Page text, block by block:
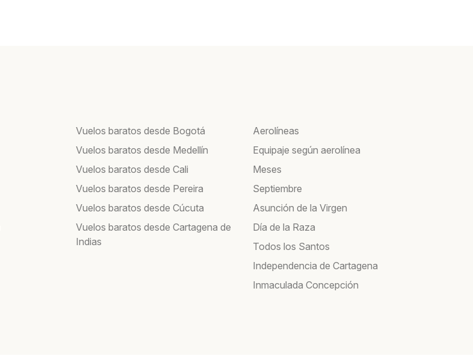
Vuelos baratos desde Bogotá
Vuelos baratos desde Medellín
Vuelos baratos desde Cali
Vuelos baratos desde Pereira
Vuelos baratos desde Cúcuta
Vuelos baratos desde Cartagena de
Indias
Aerolíneas
Equipaje según aerolínea
Meses
Septiembre
Asunción de la Virgen
Día de la Raza
Todos los Santos
Independencia de Cartagena
Inmaculada Concepción